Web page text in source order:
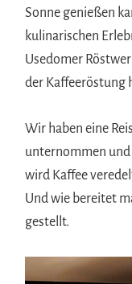
Sonne genießen
kulinarischen
Usedomer
der Kaffeeröstung
Wir haben eine
unternommen und
wird Kaffee
Und wie bereitet
gestellt.